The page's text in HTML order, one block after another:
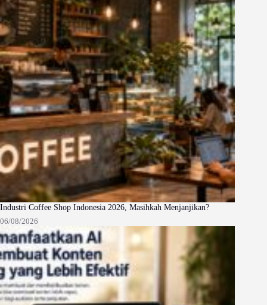
Industri Coffee Shop Indonesia 2026, Masihkah Menjanjikan?
06/08/2026